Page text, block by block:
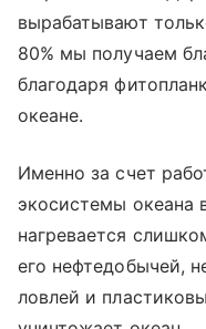
вырабатывают
80% мы получаем
благодаря
океане.
Именно за счет
экосистемы океана
нагревается
его нефтедобычей,
ловлей и